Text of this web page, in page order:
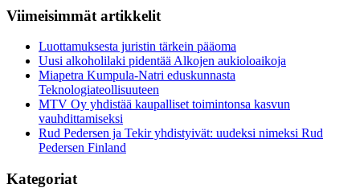
Viimeisimmät artikkelit
Luottamuksesta juristin tärkein pääoma
Uusi alkoholilaki pidentää Alkojen aukioloaikoja
Miapetra Kumpula-Natri eduskunnasta
Teknologiateollisuuteen
MTV Oy yhdistää kaupalliset toimintonsa kasvun
vauhdittamiseksi
Rud Pedersen ja Tekir yhdistyivät: uudeksi nimeksi Rud
Pedersen Finland
Kategoriat